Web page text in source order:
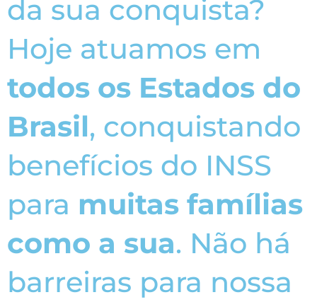
da sua conquista?
Hoje atuamos em
todos os Estados do
Brasil, conquistando
benefícios do INSS
para muitas famílias
como a sua. Não há
barreiras para nossa